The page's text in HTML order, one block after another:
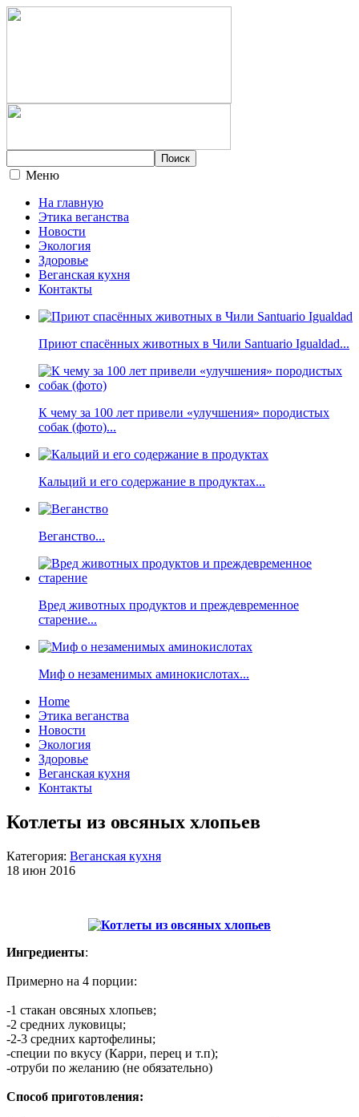
Меню
На главную
Этика веганства
Новости
Экология
Здоровье
Веганская кухня
Контакты
Приют спасённых животных в Чили Santuario Igualdad...
К чему за 100 лет привели «улучшения» породистых
собак (фото)...
Кальций и его содержание в продуктах...
Веганство...
Вред животных продуктов и преждевременное
старение...
Миф о незаменимых аминокислотах...
Home
Этика веганства
Новости
Экология
Здоровье
Веганская кухня
Контакты
Котлеты из овсяных хлопьев
Категория: Веганская кухня
18 июн 2016
Ингредиенты:
Примерно на 4 порции:
-1 стакан овсяных хлопьев;
-2 средних луковицы;
-2-3 средних картофелины;
-специи по вкусу (Карри, перец и т.п);
-отруби по желанию (не обязательно)
Способ приготовления: